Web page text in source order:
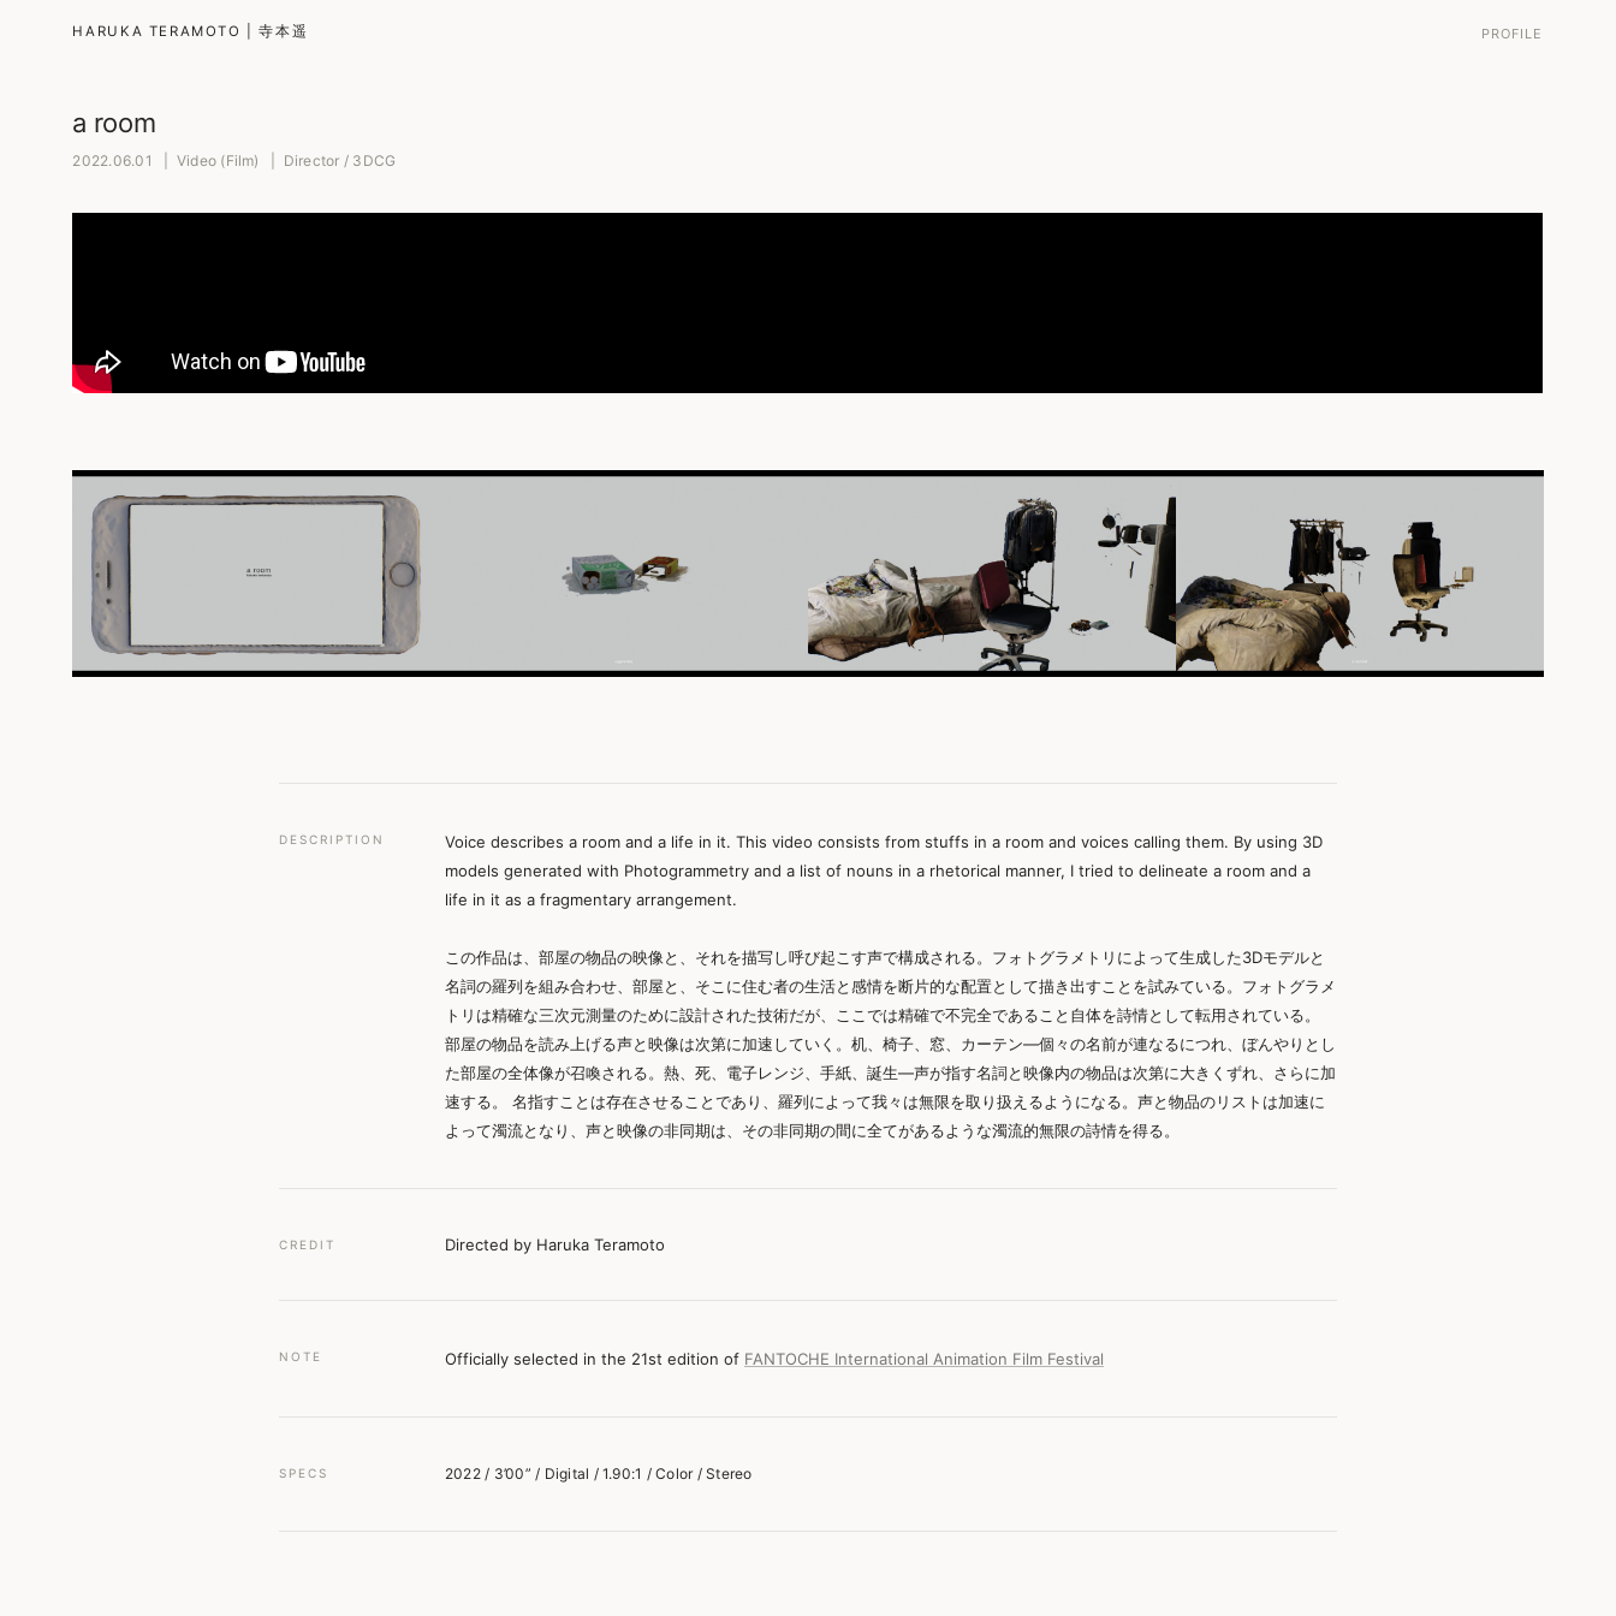
HARUKA TERAMOTO | 寺本遥 PROFILE
a room
2022.06.01 | Video (Film) | Director / 3DCG
DESCRIPTION
Voice describes a room and a life in it. This video consists from stuffs in a room and voices calling them. By using 3D
models generated with Photogrammetry and a list of nouns in a rhetorical manner, I tried to delineate a room and a
life in it as a fragmentary arrangement.
この作品は、部屋の物品の映像と、それを描写し呼び起こす声で構成される。フォトグラメトリによって生成した3Dモデルと
名詞の羅列を組み合わせ、部屋と、そこに住む者の生活と感情を断片的な配置として描き出すことを試みている。フォトグラメ
トリは精確な三次元測量のために設計された技術だが、ここでは精確で不完全であること自体を詩情として転用されている。
部屋の物品を読み上げる声と映像は次第に加速していく。机、椅子、窓、カーテン—個々の名前が連なるにつれ、ぼんやりとし
た部屋の全体像が召喚される。熱、死、電子レンジ、手紙、誕生—声が指す名詞と映像内の物品は次第に大きくずれ、さらに加
速する。 名指すことは存在させることであり、羅列によって我々は無限を取り扱えるようになる。声と物品のリストは加速に
よって濁流となり、声と映像の非同期は、その非同期の間に全てがあるような濁流的無限の詩情を得る。
CREDIT Directed by Haruka Teramoto
NOTE Officially selected in the 21st edition of FANTOCHE International Animation Film Festival
SPECS 2022 / 3’00” / Digital / 1.90:1 / Color / Stereo